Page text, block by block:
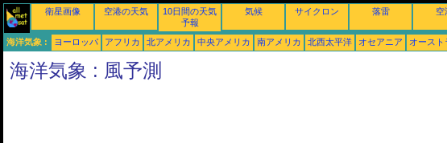
衛星画像 空港の天気
10日間の天気
予報
気候 サイクロン 落雷 空
海洋気象 : ヨーロッパ アフリカ 北アメリカ 中央アメリカ 南アメリカ 北西太平洋 オセアニア オースト
海洋気象 : 風予測